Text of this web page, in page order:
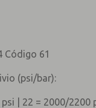
Código 61
(psi/bar):
| 22 = 2000/2200